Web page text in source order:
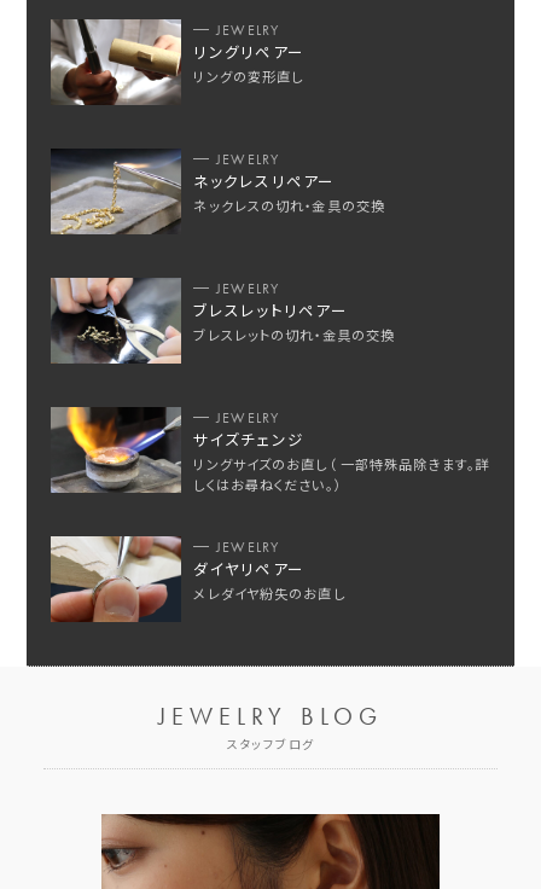
JEWELRY
リングリペアー
リングの変形直し
JEWELRY
ネックレスリペアー
ネックレスの切れ・金具の交換
JEWELRY
ブレスレットリペアー
ブレスレットの切れ・金具の交換
JEWELRY
サイズチェンジ
リングサイズのお直し（ 一部特殊品除きます。詳
しくはお尋ねください。）
JEWELRY
ダイヤリペアー
メレダイヤ紛失のお直し
JEWELRY BLOG
スタッフブログ